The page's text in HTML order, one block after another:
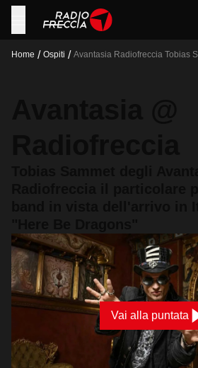
Home / Ospiti / Avantasia Radiofreccia Tobias
Vai alla puntata